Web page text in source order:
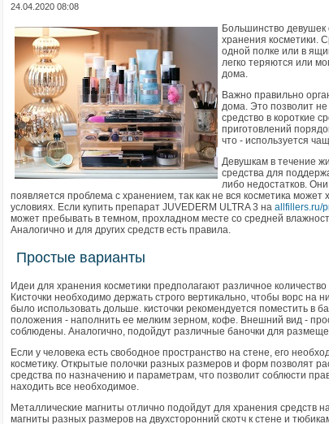
24.04.2020 08:08
Большинство девушек
хранения косметики.
одной полке или в
легко теряются или
дома.
Важно правильно
дома. Это позволит
средство в короткие
приготовлений
что - используется
Девушкам в течение
средства для
либо недостатков.
появляется проблема с хранением, так как не вся косметика может
условиях. Если купить препарат JUVEDERM ULTRA 3 на allfillers.ru/
может пребывать в темном, прохладном месте со средней
Аналогично и для других средств есть правила.
Простые варианты
Идеи для хранения косметики предполагают различное
Кисточки необходимо держать строго вертикально, чтобы ворс на
было использовать дольше. кисточки рекомендуется поместить в
положения - наполнить ее мелким зерном, кофе. Внешний вид -
соблюдены. Аналогично, подойдут различные баночки для
Если у человека есть свободное пространство на стене, его
косметику. Открытые полочки разных размеров и форм позволят
средства по назначению и параметрам, что позволит соблюсти
находить все необходимое.
Металлические магниты отлично подойдут для хранения средств
магниты разных размеров на двухсторонний скотч к стене и